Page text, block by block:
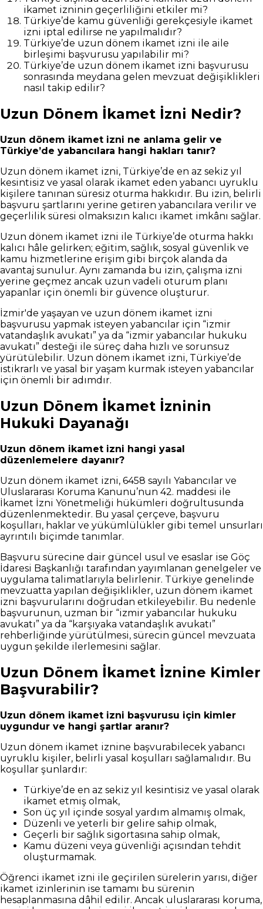
ikamet izninin geçerliliğini etkiler mi?
Türkiye’de kamu güvenliği gerekçesiyle ikamet
izni iptal edilirse ne yapılmalıdır?
Türkiye’de uzun dönem ikamet izni ile aile
birleşimi başvurusu yapılabilir mi?
Türkiye’de uzun dönem ikamet izni başvurusu
sonrasında meydana gelen mevzuat değişiklikleri
nasıl takip edilir?
Uzun Dönem İkamet İzni Nedir?
Uzun dönem ikamet izni ne anlama gelir ve
Türkiye’de yabancılara hangi hakları tanır?
Uzun dönem ikamet izni, Türkiye’de en az sekiz yıl
kesintisiz ve yasal olarak ikamet eden yabancı uyruklu
kişilere tanınan süresiz oturma hakkıdır. Bu izin, belirli
başvuru şartlarını yerine getiren yabancılara verilir ve
geçerlilik süresi olmaksızın kalıcı ikamet imkânı sağlar.
Uzun dönem ikamet izni ile Türkiye’de oturma hakkı
kalıcı hâle gelirken; eğitim, sağlık, sosyal güvenlik ve
kamu hizmetlerine erişim gibi birçok alanda da
avantaj sunulur. Aynı zamanda bu izin, çalışma izni
yerine geçmez ancak uzun vadeli oturum planı
yapanlar için önemli bir güvence oluşturur.
İzmir'de yaşayan ve uzun dönem ikamet izni
başvurusu yapmak isteyen yabancılar için “izmir
vatandaşlık avukatı” ya da “izmir yabancılar hukuku
avukatı” desteği ile süreç daha hızlı ve sorunsuz
yürütülebilir. Uzun dönem ikamet izni, Türkiye’de
istikrarlı ve yasal bir yaşam kurmak isteyen yabancılar
için önemli bir adımdır.
Uzun Dönem İkamet İzninin
Hukuki Dayanağı
Uzun dönem ikamet izni hangi yasal
düzenlemelere dayanır?
Uzun dönem ikamet izni, 6458 sayılı Yabancılar ve
Uluslararası Koruma Kanunu’nun 42. maddesi ile
İkamet İzni Yönetmeliği hükümleri doğrultusunda
düzenlenmektedir. Bu yasal çerçeve, başvuru
koşulları, haklar ve yükümlülükler gibi temel unsurları
ayrıntılı biçimde tanımlar.
Başvuru sürecine dair güncel usul ve esaslar ise Göç
İdaresi Başkanlığı tarafından yayımlanan genelgeler ve
uygulama talimatlarıyla belirlenir. Türkiye genelinde
mevzuatta yapılan değişiklikler, uzun dönem ikamet
izni başvurularını doğrudan etkileyebilir. Bu nedenle
başvurunun, uzman bir “izmir yabancılar hukuku
avukatı” ya da “karşıyaka vatandaşlık avukatı”
rehberliğinde yürütülmesi, sürecin güncel mevzuata
uygun şekilde ilerlemesini sağlar.
Uzun Dönem İkamet İznine Kimler
Başvurabilir?
Uzun dönem ikamet izni başvurusu için kimler
uygundur ve hangi şartlar aranır?
Uzun dönem ikamet iznine başvurabilecek yabancı
uyruklu kişiler, belirli yasal koşulları sağlamalıdır. Bu
koşullar şunlardır:
Türkiye’de en az sekiz yıl kesintisiz ve yasal olarak
ikamet etmiş olmak,
Son üç yıl içinde sosyal yardım almamış olmak,
Düzenli ve yeterli bir gelire sahip olmak,
Geçerli bir sağlık sigortasına sahip olmak,
Kamu düzeni veya güvenliği açısından tehdit
oluşturmamak.
Öğrenci ikamet izni ile geçirilen sürelerin yarısı, diğer
ikamet izinlerinin ise tamamı bu sürenin
hesaplanmasına dâhil edilir. Ancak uluslararası koruma,